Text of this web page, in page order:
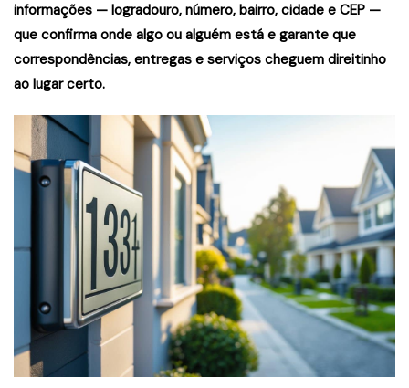
informações — logradouro, número, bairro, cidade e CEP —
que confirma onde algo ou alguém está e garante que
correspondências, entregas e serviços cheguem direitinho
ao lugar certo.